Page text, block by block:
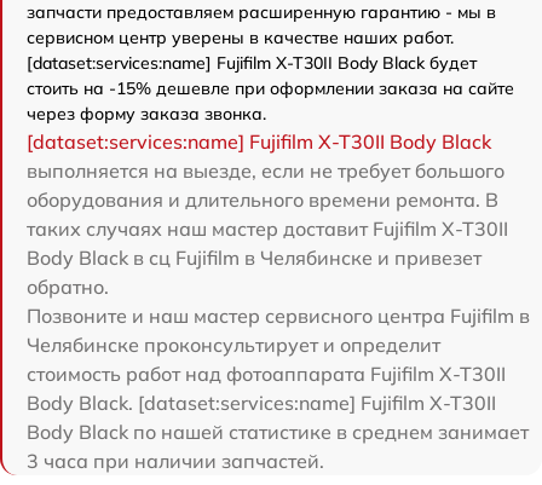
запчасти предоставляем расширенную гарантию - мы в
сервисном центр уверены в качестве наших работ.
[dataset:services:name] Fujifilm X-T30II Body Black будет
стоить на -15% дешевле при оформлении заказа на сайте
через форму заказа звонка.
[dataset:services:name] Fujifilm X-T30II Body Black
выполняется на выезде, если не требует большого
оборудования и длительного времени ремонта. В
таких случаях наш мастер доставит Fujifilm X-T30II
Body Black в сц Fujifilm в Челябинске и привезет
обратно.
Позвоните и наш мастер сервисного центра Fujifilm в
Челябинске проконсультирует и определит
стоимость работ над фотоаппарата Fujifilm X-T30II
Body Black. [dataset:services:name] Fujifilm X-T30II
Body Black по нашей статистике в среднем занимает
3 часа при наличии запчастей.